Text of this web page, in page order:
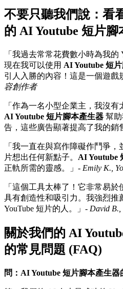
不要只聽我們說：看
的 AI Youtube 短片
「我過去常常花費數小時為我的
現在我可以使用 AI Youtube 短
引人入勝的內容！這是一個遊戲
容創作者
「作為一名小型企業主，我沒有
AI Youtube 短片腳本產生器 幫
告，這些廣告顯著提高了我的銷
「我一直在與寫作障礙作鬥爭，
片想出任何新點子。 AI Youtube
正軌所需的靈感。」- Emily K.,
「這個工具太棒了！它非常易
具有創造性和吸引力。我強烈推
YouTube 短片的人。」- David
關於我們的 AI
的常見問題 (FAQ)
問：AI Youtube 短片腳本產生器